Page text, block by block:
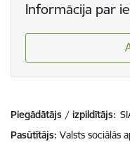
Informācija par
Piegādātājs / izpildītājs:
Pasūtītājs Valsts sociālās